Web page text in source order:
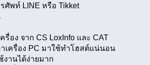
ศัพท์ LINE หรือ Tikket
รื่อง จาก CS LoxInfo และ CAT
าเครื่อง PC มาใช้ทำโฮสต์แน่นอน
านได้ง่ายมาก